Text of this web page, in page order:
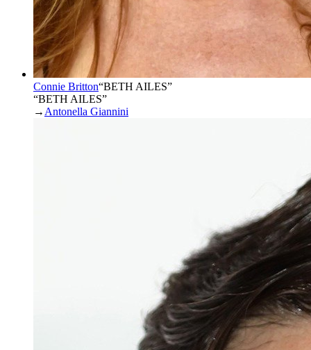
Connie Britton“BETH AILES”
“BETH AILES”
→ Antonella Giannini